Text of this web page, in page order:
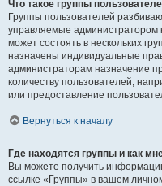
Что такое группы
Группы пользователей
управляемые
может состоять в нескольких
назначены индивидуальные
администраторам назначение
количеству пользователей,
или предоставление
Вернуться к началу
Где находятся группы и как
Вы можете получить
ссылке «Группы» в вашем